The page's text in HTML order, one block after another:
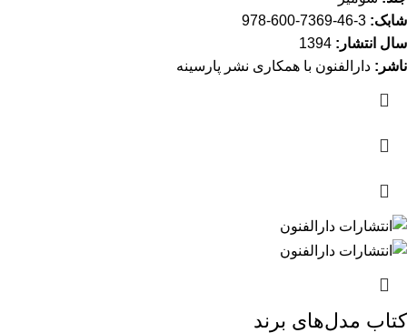
شابک:
سال انتشار:
ناشر: دارالفنون با همکاری نشر پارسینه
کتاب مدل‌های برند